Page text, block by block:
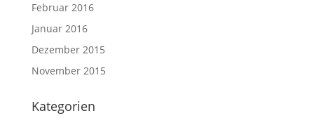
Februar 2016
Januar 2016
Dezember 2015
November 2015
Kategorien